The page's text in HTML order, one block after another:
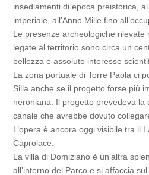
insediamenti di epoca preistorica, al
imperiale, all’Anno Mille fino
Le presenze archeologiche rilevate
legate al territorio sono circa un
bellezza e assoluto interesse
La zona portuale di Torre Paola ci
Silla anche se il progetto forse più
neroniana. Il progetto prevedeva la
canale che avrebbe dovuto
L’opera è ancora oggi visibile tra il
Caprolace.
La villa di Domiziano è un’altra
all’interno del Parco e si affaccia sul